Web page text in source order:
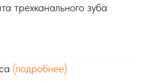
трехканального зуба
(подробнее)